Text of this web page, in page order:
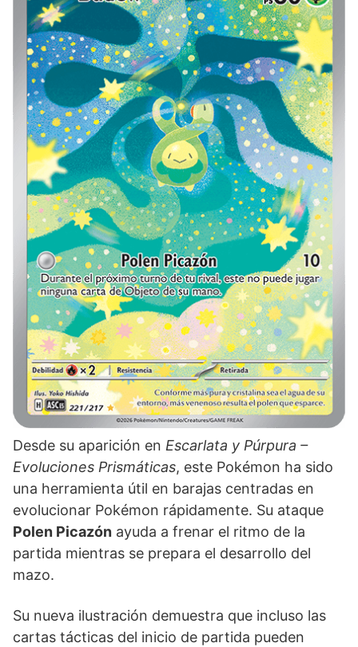
Desde su aparición en Escarlata y Púrpura –
Evoluciones Prismáticas, este Pokémon ha sido
una herramienta útil en barajas centradas en
evolucionar Pokémon rápidamente. Su ataque
Polen Picazón ayuda a frenar el ritmo de la
partida mientras se prepara el desarrollo del
mazo.
Su nueva ilustración demuestra que incluso las
cartas tácticas del inicio de partida pueden